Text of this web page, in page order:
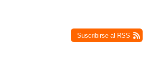
Suscribirse al RSS